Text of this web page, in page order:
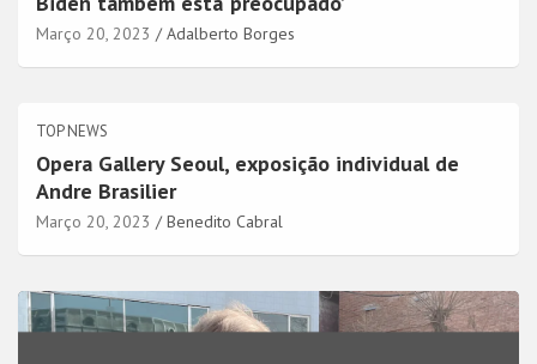
Março 20, 2023 Adalberto Borges
TOP NEWS
Opera Gallery Seoul, exposição individual de
Andre Brasilier
Março 20, 2023 Benedito Cabral